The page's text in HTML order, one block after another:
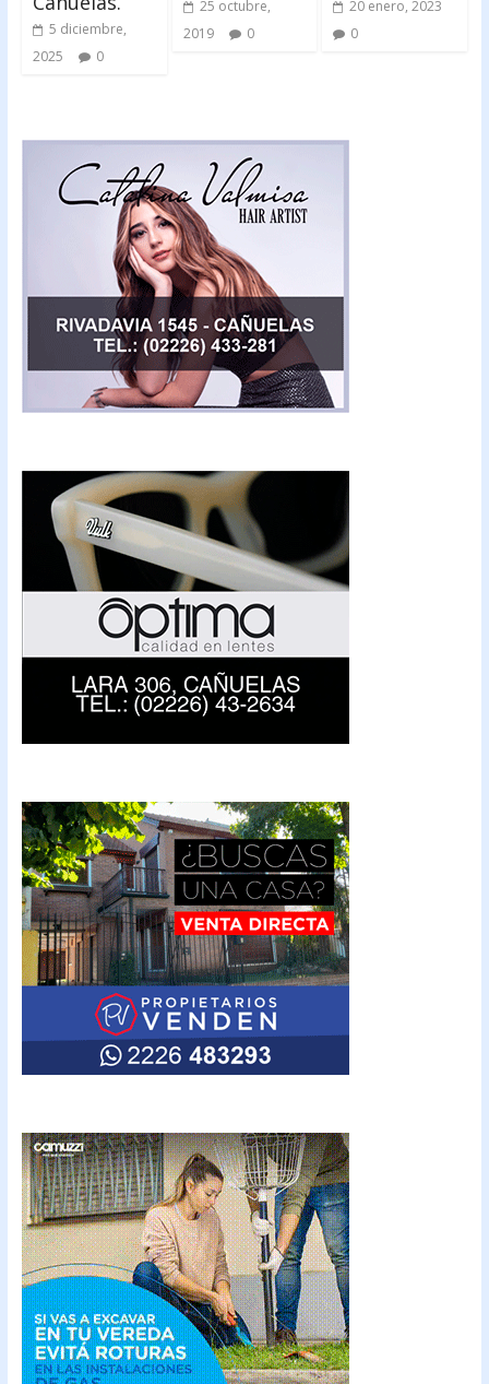
5 diciembre,
2025
0
25 octubre,
2019
0
20 enero, 2023
0